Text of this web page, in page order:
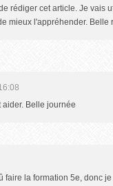
rédiger cet article. Je vais
mieux l'appréhender. Belle
Belle journée
faire la formation 5e, donc